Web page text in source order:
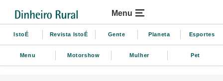
Menu
IstoÉ Revista IstoÉ Gente Planeta Esportes
Menu Motorshow Mulher Pet